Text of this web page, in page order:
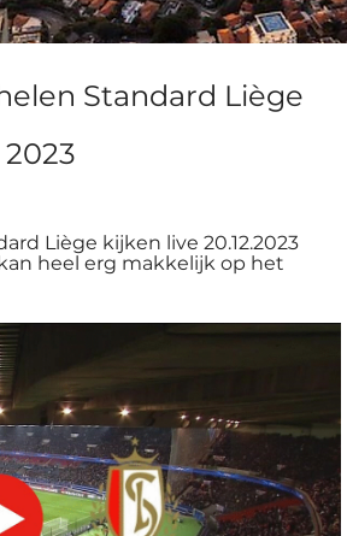
Standard Liège
Liège kijken live 20.12.2023
heel erg makkelijk op het